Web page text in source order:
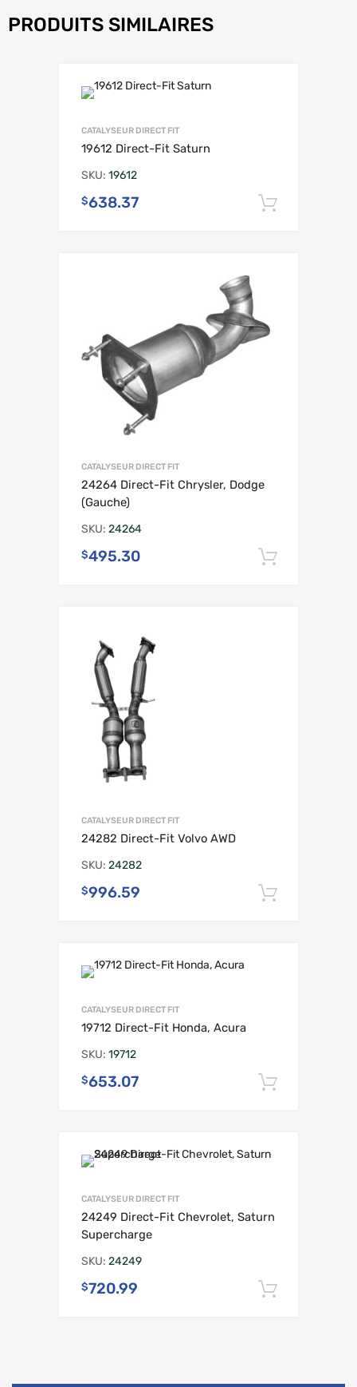
PRODUITS SIMILAIRES
CATALYSEUR DIRECT FIT
19612 Direct-Fit Saturn
SKU: 19612
$638.37
CATALYSEUR DIRECT FIT
24264 Direct-Fit Chrysler, Dodge
(Gauche)
SKU: 24264
$495.30
CATALYSEUR DIRECT FIT
24282 Direct-Fit Volvo AWD
SKU: 24282
$996.59
CATALYSEUR DIRECT FIT
19712 Direct-Fit Honda, Acura
SKU: 19712
$653.07
CATALYSEUR DIRECT FIT
24249 Direct-Fit Chevrolet, Saturn
Supercharge
SKU: 24249
$720.99